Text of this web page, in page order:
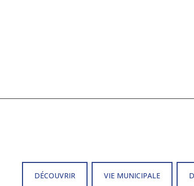
DÉCOUVRIR VIE MUNICIPALE